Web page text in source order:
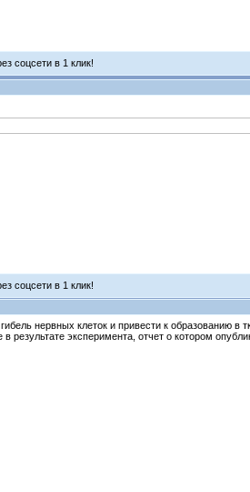
соцсети в 1 клик!
соцсети в 1 клик!
нервных клеток и привести к образованию в
эксперимента, отчет о котором